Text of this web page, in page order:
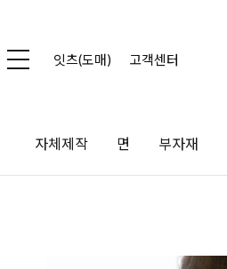
잇츠(도매) 고객센터
자체제작 면 부자재